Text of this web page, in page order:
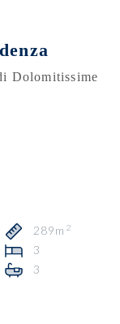
Dolomitissime
289m 2
3
3